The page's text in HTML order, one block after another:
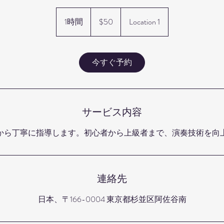
1時間
時
$50 Location 1
今すぐ予約
サービス内容
丁寧に指導します。初心者から上級者まで、演奏技術を向
連絡先
日本、〒166-0004 東京都杉並区阿佐谷南